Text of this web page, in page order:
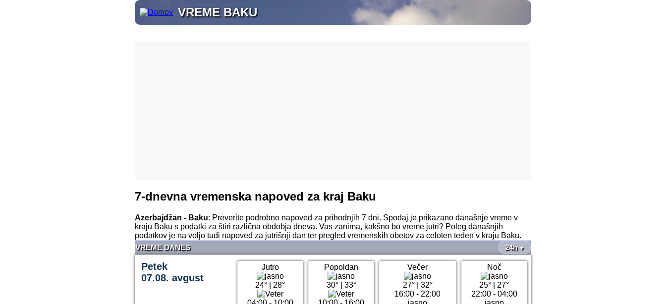
VREME BAKU
7-dnevna vremenska napoved za kraj Baku
Azerbajdžan - Baku: Preverite podrobno napoved za prihodnjih 7 dni. Spodaj je prikazano današnje vreme v
kraju Baku s podatki za štiri različna obdobja dneva. Vas zanima, kakšno bo vreme jutri? Poleg današnjih
podatkov je na voljo tudi napoved za jutrišnji dan ter pregled vremenskih obetov za celoten teden v kraju Baku.
VREME DANES
24h ▼
Petek
07.08. avgust
Jutro
24° 28°
Popoldan
30°| 33°
Večer
27°| 32°
16:00 - 22:00
Noč
25°
27°
22:00 - 04:00